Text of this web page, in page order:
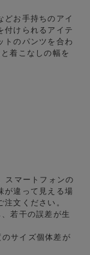
どお手持ちのアイ
付けられるアイテ
トのパンツを合わ
着こなしの幅を
スマートフォンの
が違って見える場
文ください。
若干の誤差が生
サイズ個体差が